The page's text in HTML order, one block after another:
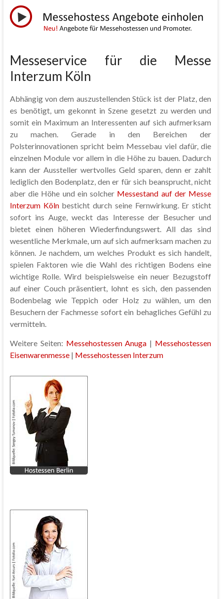
Messeservice für die Messe
Interzum Köln
Abhängig von dem auszustellenden Stück ist der Platz, den
es benötigt, um gekonnt in Szene gesetzt zu werden und
somit ein Maximum an Interessenten auf sich aufmerksam
zu machen. Gerade in den Bereichen der
Polsterinnovationen spricht beim Messebau viel dafür, die
einzelnen Module vor allem in die Höhe zu bauen. Dadurch
kann der Aussteller wertvolles Geld sparen, denn er zahlt
lediglich den Bodenplatz, den er für sich beansprucht, nicht
aber die Höhe und ein solcher Messestand auf der Messe
Interzum Kölnbesticht durch seine Fernwirkung. Er sticht
sofort ins Auge, weckt das Interesse der Besucher und
bietet einen höheren Wiederfindungswert. All das sind
wesentliche Merkmale, um auf sich aufmerksam machen zu
können. Je nachdem, um welches Produkt es sich handelt,
spielen Faktoren wie die Wahl des richtigen Bodens eine
wichtige Rolle. Wird beispielsweise ein neuer Bezugstoff
auf einer Couch präsentiert, lohnt es sich, den passenden
Bodenbelag wie Teppich oder Holz zu wählen, um den
Besuchern der Fachmesse sofort ein behagliches Gefühl zu
vermitteln.
Weitere Seiten: Messehostessen Anuga | Messehostessen
Eisenwarenmesse| Messehostessen Interzum